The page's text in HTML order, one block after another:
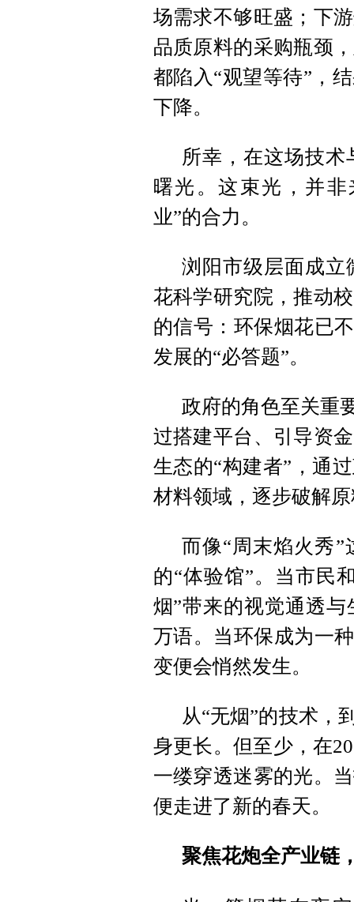
场需求不够旺盛；下
品质原料的采购瓶颈
都陷入“观望等待”，
下降。
所幸，在这场技
曙光。这束光，并
业”的合力。
浏阳市级层面成立
花科学研究院，推动
的信号：环保烟花已
发展的“必答题”。
政府的角色至关重
过搭建平台、引导资
生态的“构建者”，通
材料领域，逐步破解
而像“周末焰火秀
的“体验馆”。当市民
烟”带来的视觉通透
万语。当环保成为一
变便会悄然发生。
从“无烟”的技术，
身更长。但至少，在
一缕穿透迷雾的光。
便走进了新的春天。
聚焦花炮全产业链